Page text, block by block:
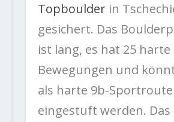
Topboulderin
gesichert. Das
ist lang, es hat 25 harte
Bewegungen und
als harte 9b-Sportroute
eingestuft werden. Das